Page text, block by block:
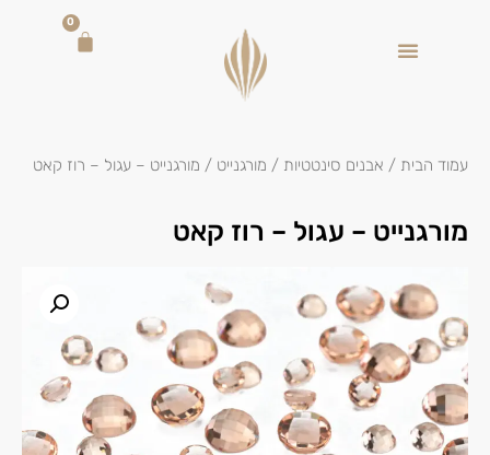
0
עמוד הבית / אבנים סינטטיות / מורגנייט / מורגנייט – עגול – רוז קאט
מורגנייט – עגול – רוז קאט